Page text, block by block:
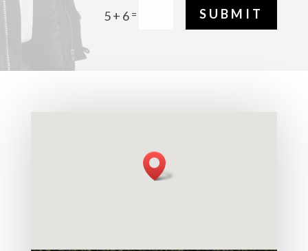
5 + 6 = SUBMIT